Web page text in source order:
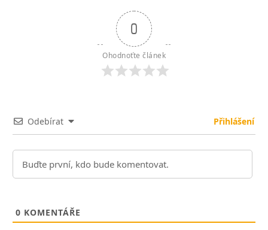
0
Ohodnoťte článek
Odebírat Přihlášení
0 KOMENTÁŘE